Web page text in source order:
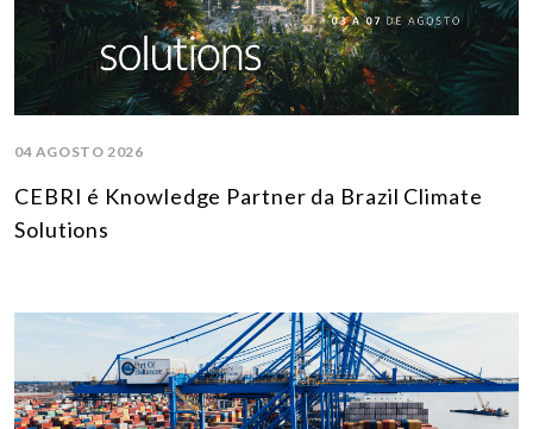
04 AGOSTO 2026
CEBRI é Knowledge Partner da Brazil Climate
Solutions